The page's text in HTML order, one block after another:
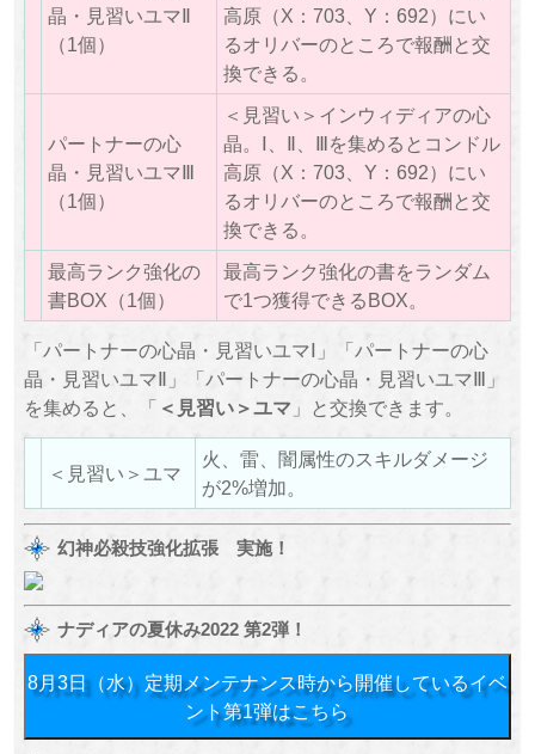
晶・見習いユマⅡ
（1個）
高原（X：703、Y：692）にい
るオリバーのところで報酬と交
換できる。
パートナーの心
晶・見習いユマⅢ
（1個）
＜見習い＞インウィディアの心
晶。Ⅰ、Ⅱ、Ⅲを集めるとコンドル
高原（X：703、Y：692）にい
るオリバーのところで報酬と交
換できる。
最高ランク強化の
書BOX（1個）
最高ランク強化の書をランダム
で1つ獲得できるBOX。
「パートナーの心晶・見習いユマⅠ」「パートナーの心
晶・見習いユマⅡ」「パートナーの心晶・見習いユマⅢ」
を集めると、「 ＜見習い＞ユマ 」と交換できます。
＜見習い＞ユマ
火、雷、闇属性のスキルダメージ
が2%増加。
幻神必殺技強化拡張 実施！
ナディアの夏休み2022 第2弾！
8月3日（水）定期メンテナンス時から開催しているイベ
ント第1弾はこちら